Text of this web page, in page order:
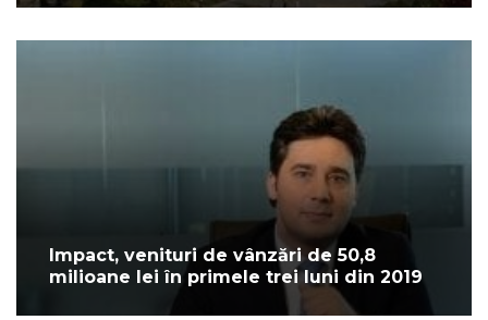
Impact, venituri de vânzări de 50,8
milioane lei în primele trei luni din 2019